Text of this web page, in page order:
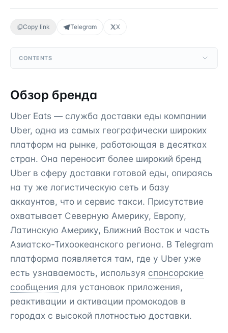
Copy link Telegram X
CONTENTS
Обзор бренда
Uber Eats — служба доставки еды компании
Uber, одна из самых географически широких
платформ на рынке, работающая в десятках
стран. Она переносит более широкий бренд
Uber в сферу доставки готовой еды, опираясь
на ту же логистическую сеть и базу
аккаунтов, что и сервис такси. Присутствие
охватывает Северную Америку, Европу,
Латинскую Америку, Ближний Восток и часть
Азиатско-Тихоокеанского региона. В Telegram
платформа появляется там, где у Uber уже
есть узнаваемость, используя спонсорские
сообщения для установок приложения,
реактивации и активации промокодов в
городах с высокой плотностью доставки.